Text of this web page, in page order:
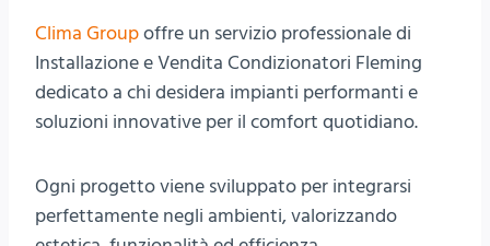
Clima Groupoffre un servizio professionale di
Installazione e Vendita Condizionatori Fleming
dedicato a chi desidera impianti performanti e
soluzioni innovative per il comfort quotidiano.
Ogni progetto viene sviluppato per integrarsi
perfettamente negli ambienti, valorizzando